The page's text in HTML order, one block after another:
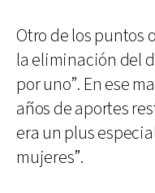
Otro de los puntos
la eliminación del
por uno”. En ese
años de aportes
era un plus
mujeres”.